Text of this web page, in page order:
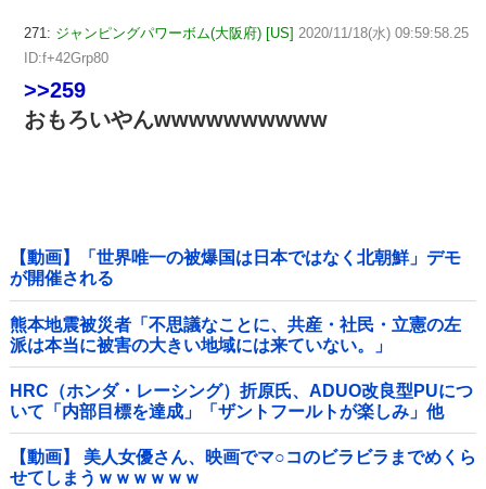
271: ジャンピングパワーボム(大阪府) [US] 2020/11/18(水) 09:59:58.25
ID:f+42Grp80
>>259
おもろいやんwwwwwwwwww
【動画】「世界唯一の被爆国は日本ではなく北朝鮮」デモ
が開催される
熊本地震被災者「不思議なことに、共産・社民・立憲の左
派は本当に被害の大きい地域には来ていない。」
HRC（ホンダ・レーシング）折原氏、ADUO改良型PUにつ
いて「内部目標を達成」「ザントフールトが楽しみ」他
【動画】 美人女優さん、映画でマ○コのビラビラまでめくら
せてしまうｗｗｗｗｗｗ